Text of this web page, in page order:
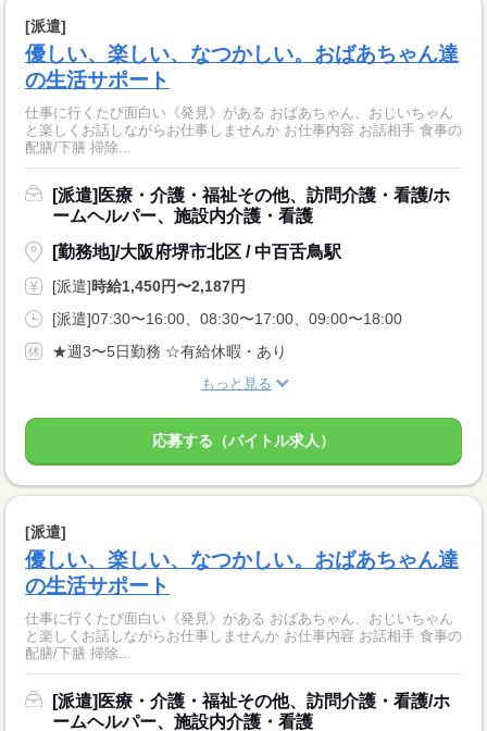
[派遣]
優しい、楽しい、なつかしい。おばあちゃん達
の生活サポート
仕事に行くたび面白い《発見》がある おばあちゃん、おじいちゃん
と楽しくお話しながらお仕事しませんか お仕事内容 お話相手 食事の
配膳/下膳 掃除...
[派遣]医療・介護・福祉その他、訪問介護・看護/ホ
ームヘルパー、施設内介護・看護
[勤務地]/大阪府堺市北区 / 中百舌鳥駅
[派遣]時給1,450円〜2,187円
[派遣]07:30〜16:00、08:30〜17:00、09:00〜18:00
★週3〜5日勤務 ☆有給休暇・あり
もっと見る
応募する（バイトル求人）
[派遣]
優しい、楽しい、なつかしい。おばあちゃん達
の生活サポート
仕事に行くたび面白い《発見》がある おばあちゃん、おじいちゃん
と楽しくお話しながらお仕事しませんか お仕事内容 お話相手 食事の
配膳/下膳 掃除...
[派遣]医療・介護・福祉その他、訪問介護・看護/ホ
ームヘルパー、施設内介護・看護